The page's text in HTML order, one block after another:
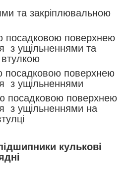
та закріплювальною
поверхнею
з ущільненнями та
поверхнею
з ущільненнями
посадковою поверхнею
з ущільненнями на
кулькові